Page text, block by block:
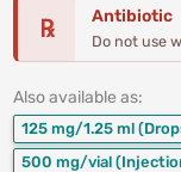
℞ Antibiotic
Do not use
Also available as:
125 mg/1.25 ml
500 mg/vial